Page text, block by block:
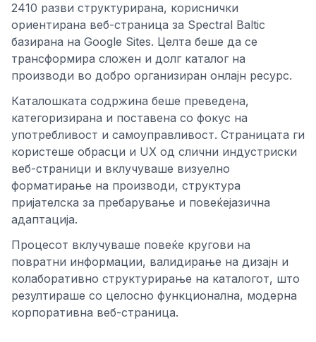
2410 разви структурирана, кориснички
ориентирана веб-страница за Spectral Baltic
базирана на Google Sites. Целта беше да се
трансформира сложен и долг каталог на
производи во добро организиран онлајн ресурс.
Каталошката содржина беше преведена,
категоризирана и поставена со фокус на
употребливост и самоуправливост. Страницата ги
користеше обрасци и UX од слични индустриски
веб-страници и вклучуваше визуелно
форматирање на производи, структура
пријателска за пребарување и повеќејазична
адаптација.
Процесот вклучуваше повеќе кругови на
повратни информации, валидирање на дизајн и
колаборативно структурирање на каталогот, што
резултираше со целосно функционална, модерна
корпоративна веб-страница.